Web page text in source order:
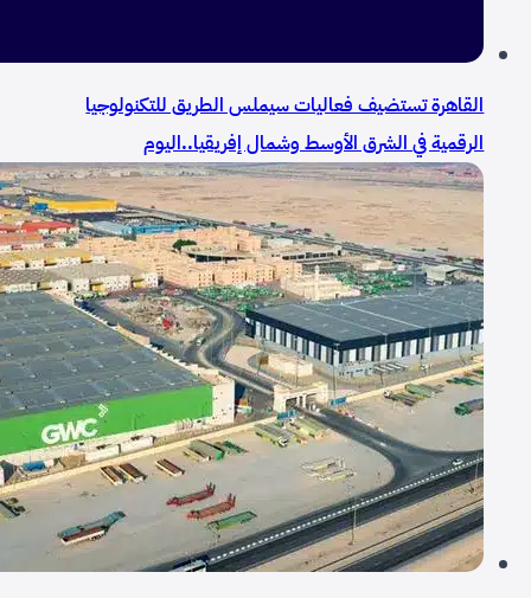
القاهرة تستضيف فعاليات سيملس الطريق للتكنولوجيا
الرقمية في الشرق الأوسط وشمال إفريقيا..اليوم